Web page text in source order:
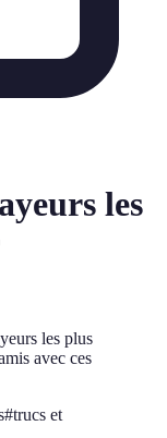
les
les plus
avec ces
#trucs et